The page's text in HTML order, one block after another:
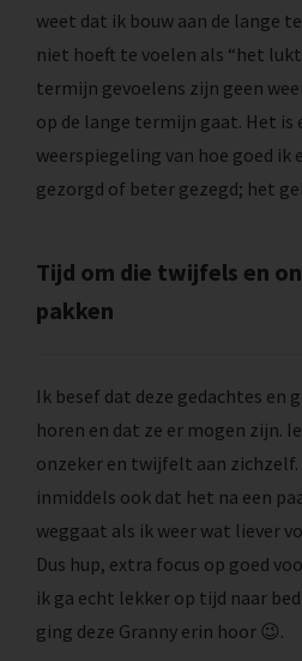
weet dat ik bouw aan de lange
niet hoeft te voelen als “het
termijn gevoelens zijn geen
op de lange termijn gaat. Het is
weerspiegeling van hoe goed ik
gezorgd of beter gezegd; het
Tijd om die twijfels en
pakken
Ik besef dat deze gedachtes en
horen en dat ze er mogen zijn.
onzeker en twijfelt aan
inmiddels ook dat het na een
weggaat als ik weer wat liever
Dus hup, extra focus op goed
ik ga echt lekker op tijd naar
ging deze Granny erin hoor 😉.